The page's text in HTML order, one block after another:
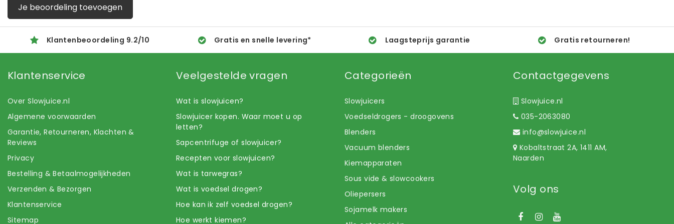
Je beoordeling toevoegen
Klantenbeoordeling 9.2/10 Gratis en snelle levering* Laagsteprijs garantie Gratis retourneren!
Klantenservice
Over Slowjuice.nl
Algemene voorwaarden
Garantie, Retourneren, Klachten &
Reviews
Privacy
Bestelling & Betaalmogelijkheden
Verzenden & Bezorgen
Klantenservice
Sitemap
Veelgestelde vragen
Wat is slowjuicen?
Slowjuicer kopen. Waar moet u op
letten?
Sapcentrifuge of slowjuicer?
Recepten voor slowjuicen?
Wat is tarwegras?
Wat is voedsel drogen?
Hoe kan ik zelf voedsel drogen?
Hoe werkt kiemen?
Categorieën
Slowjuicers
Voedseldrogers - droogovens
Blenders
Vacuum blenders
Kiemapparaten
Sous vide & slowcookers
Oliepersers
Sojamelk makers
Contactgegevens
Slowjuice.nl
035-2063080
info@slowjuice.nl
Kobaltstraat 2A, 1411 AM,
Naarden
Volg ons